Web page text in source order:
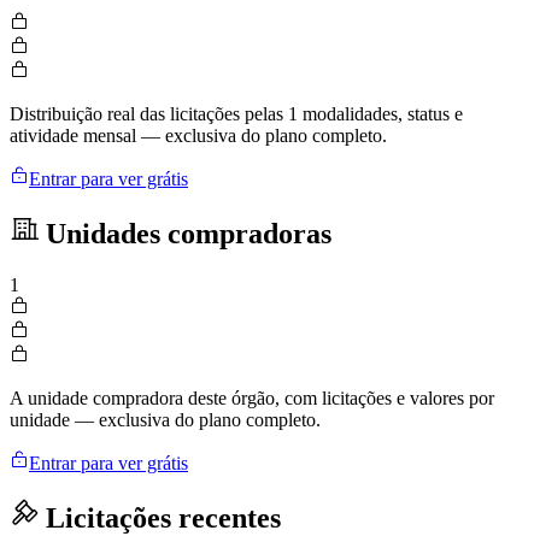
Distribuição real das licitações pelas 1 modalidades, status e
atividade mensal — exclusiva do plano completo.
Entrar para ver grátis
Unidades compradoras
1
A unidade compradora deste órgão, com licitações e valores por
unidade — exclusiva do plano completo.
Entrar para ver grátis
Licitações recentes